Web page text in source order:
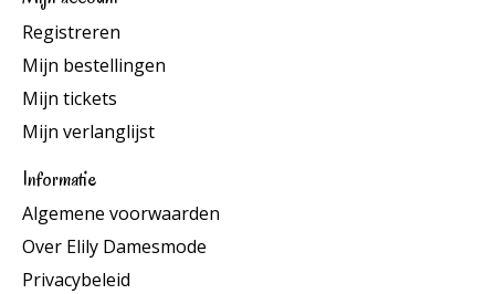
Registreren
Mijn bestellingen
Mijn tickets
Mijn verlanglijst
Informatie
Algemene voorwaarden
Over Elily Damesmode
Privacybeleid